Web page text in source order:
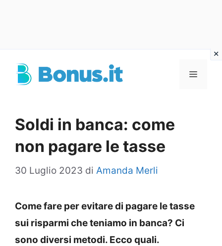
Menu
Soldi in banca: come
non pagare le tasse
30 Luglio 2023 di Amanda Merli
Come fare per evitare di pagare le tasse
sui risparmi che teniamo in banca? Ci
sono diversi metodi. Ecco quali.